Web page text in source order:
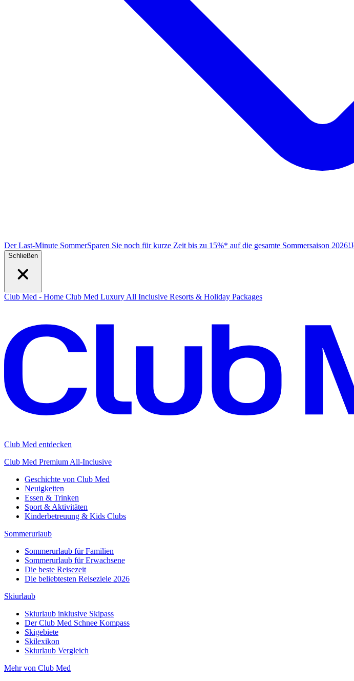
Der Last-Minute SommerSparen Sie noch für kurze Zeit bis zu 15%* auf die gesamte Sommersaison 2026!J
Schließen
Club Med - Home Club Med Luxury All Inclusive Resorts & Holiday Packages
Club Med entdecken
Club Med Premium All-Inclusive
Geschichte von Club Med
Neuigkeiten
Essen & Trinken
Sport & Aktivitäten
Kinderbetreuung & Kids Clubs
Sommerurlaub
Sommerurlaub für Familien
Sommerurlaub für Erwachsene
Die beste Reisezeit
Die beliebtesten Reiseziele 2026
Skiurlaub
Skiurlaub inklusive Skipass
Der Club Med Schnee Kompass
Skigebiete
Skilexikon
Skiurlaub Vergleich
Mehr von Club Med